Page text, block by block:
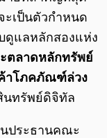
ะเป็นตัวกำหนด
ดูแลหลักสองแห่ง
ตลาดหลักทรัพย์
าโภคภัณฑ์ล่วง
นทรัพย์ดิจิทัล
ประธานคณะ